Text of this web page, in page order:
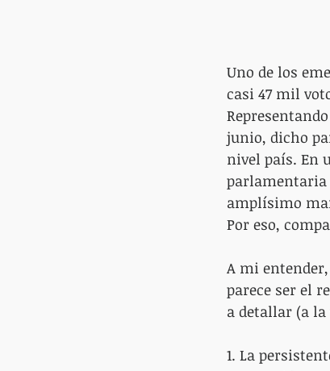
Uno de los
casi 47 mil
junio, dicho
nivel país. En
parlamentaria
amplísimo
Por eso,
A mi
parece ser el
a detallar (a la
1. La